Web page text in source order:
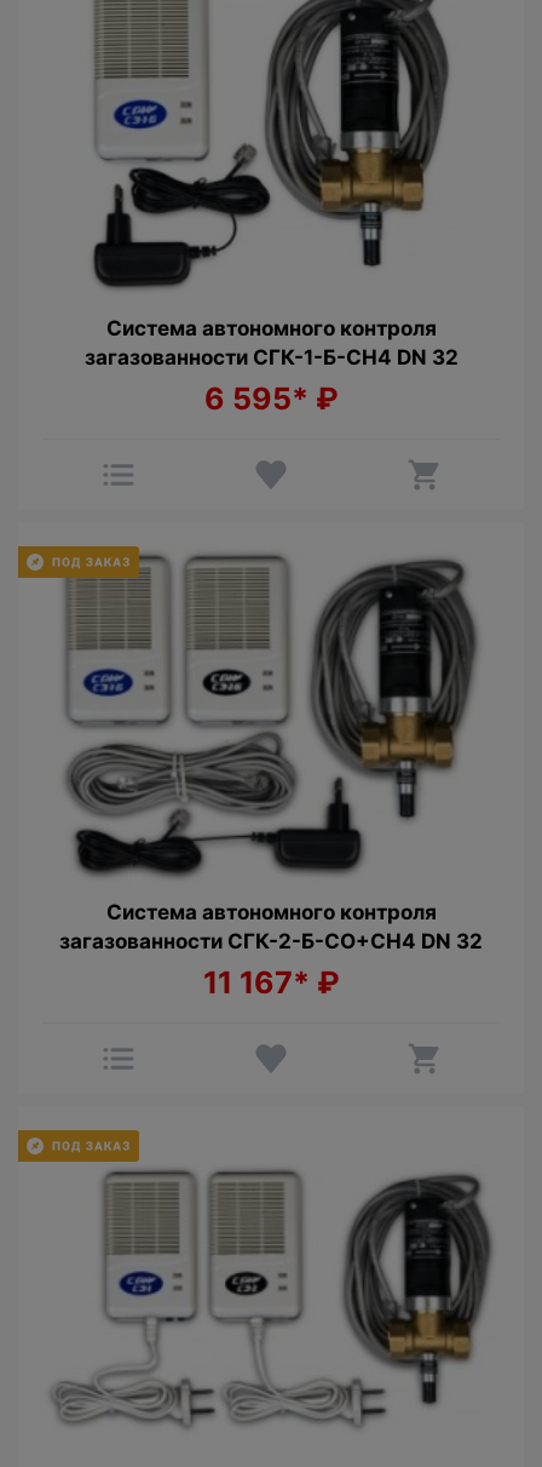
Cистема автономного контроля
загазованности СГК-1-Б-СН4 DN 32
6 595* ₽
Cистема автономного контроля
загазованности СГК-2-Б-CO+СН4 DN 32
11 167* ₽